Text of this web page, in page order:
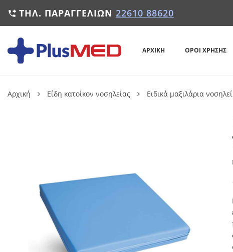
 ΤΗΛ. ΠΑΡΑΓΓΕΛΙΏΝ 22610 88620
ΑΡΧΙΚΉ ΌΡΟΙ ΧΡΉΣΗΣ
Αρχική Είδη κατοίκον νοσηλείας Ειδικά μαξιλάρια